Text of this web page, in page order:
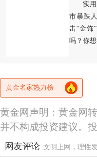
实
市暴跌
击“金饰
吗？你
黄金名家热力榜
黄金网声明：黄金网
并不构成投资建议。
网友评论 文明上网，理性